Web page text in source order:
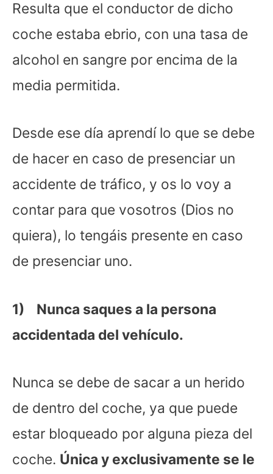
Resulta que el conductor de dicho
coche estaba ebrio, con una tasa de
alcohol en sangre por encima de la
media permitida.
Desde ese día aprendí lo que se debe
de hacer en caso de presenciar un
accidente de tráfico, y os lo voy a
contar para que vosotros (Dios no
quiera), lo tengáis presente en caso
de presenciar uno.
1) Nunca saques a la persona
accidentada del vehículo.
Nunca se debe de sacar a un herido
de dentro del coche, ya que puede
estar bloqueado por alguna pieza del
coche. Única y exclusivamente se le